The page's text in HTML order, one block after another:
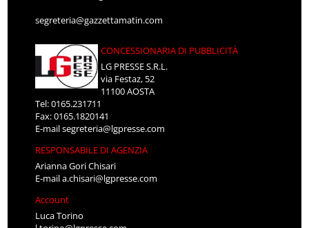
segreteria@gazzettamatin.com
CONCESSIONARIA DI PUBBLICITÀ
LG PRESSE S.R.L.
via Festaz, 52
11100 AOSTA
Tel: 0165.231711
Fax: 0165.1820141
E-mailsegreteria@lgpresse.com
RESPONSABILE DI AGENZIA
Arianna Gori Chisari
E-maila.chisari@lgpresse.com
Account
Luca Torino